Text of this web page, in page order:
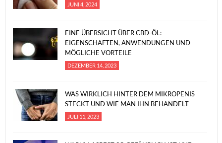
JUNI 4, 2024
EINE ÜBERSICHT ÜBER CBD-ÖL:
EIGENSCHAFTEN, ANWENDUNGEN UND
MÖGLICHE VORTEILE
DEZEMBER 14, 2023
WAS WIRKLICH HINTER DEM MIKROPENIS
STECKT UND WIE MAN IHN BEHANDELT
JULI 11, 2023